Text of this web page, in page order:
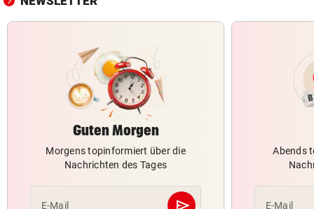
Guten Morgen
Morgens topinformiert über die
Nachrichten des Tages
E-Mail
Abends
E-Mail